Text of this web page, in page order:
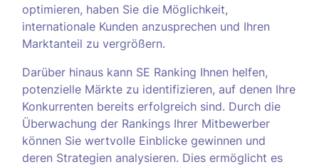
optimieren, haben Sie die Möglichkeit,
internationale Kunden anzusprechen und Ihren
Marktanteil zu vergrößern.
Darüber hinaus kann SE Ranking Ihnen helfen,
potenzielle Märkte zu identifizieren, auf denen Ihre
Konkurrenten bereits erfolgreich sind. Durch die
Überwachung der Rankings Ihrer Mitbewerber
können Sie wertvolle Einblicke gewinnen und
deren Strategien analysieren. Dies ermöglicht es